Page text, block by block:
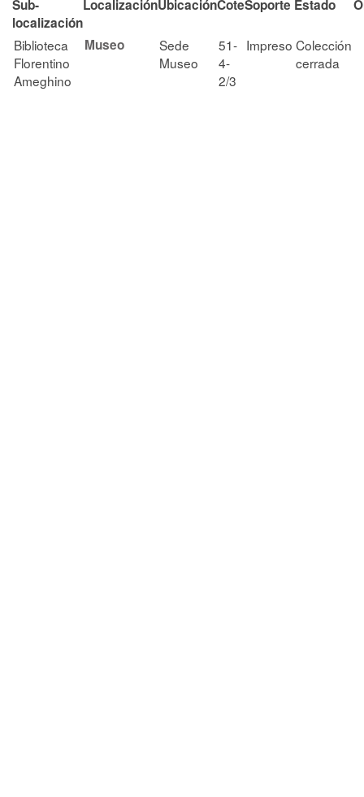
Sub-
localización
LocalizaciónUbicaciónCoteSoporte Estado
Biblioteca
Florentino
Ameghino
Museo
Sede
Museo
51-
4-
2/3
Impreso Colección
cerrada